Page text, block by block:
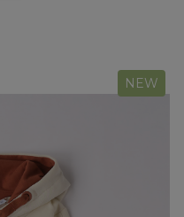
NEW